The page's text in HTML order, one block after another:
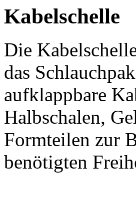
Kabelschelle
Die
das
aufklappbare
Halbschalen,
Formteilen zur
benötigten